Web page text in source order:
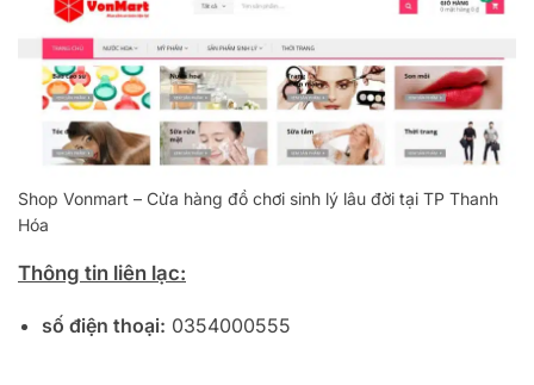
Shop Vonmart – Cửa hàng đồ chơi sinh lý lâu đời tại TP Thanh
Hóa
Thông tin liên lạc:
số điện thoại: 0354000555